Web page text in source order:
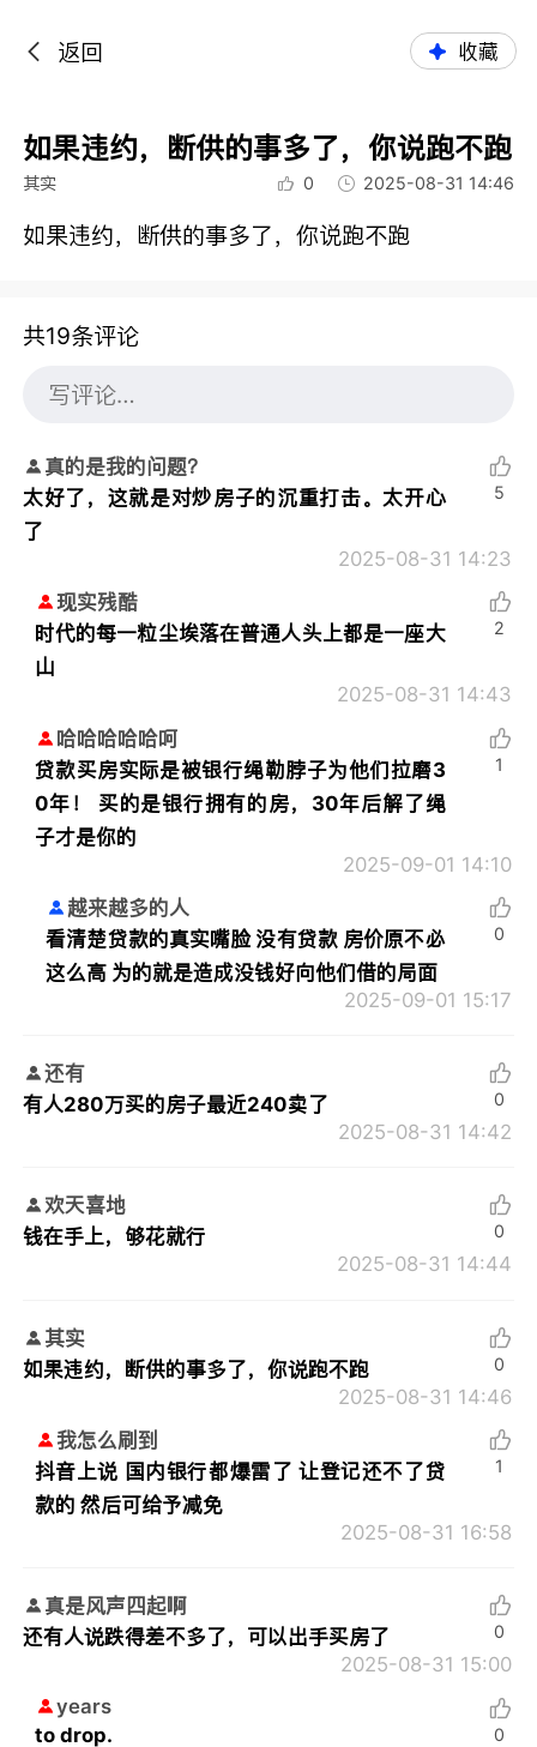
返回 收藏
如果违约，断供的事多了，你说跑不跑
其实 0 2025-08-31 14:46
如果违约，断供的事多了，你说跑不跑
共19条评论
真的是我的问题？
太好了，这就是对炒房子的沉重打击。太开心
了
2025-08-31 14:23
5
现实残酷
时代的每一粒尘埃落在普通人头上都是一座大
山
2025-08-31 14:43
2
哈哈哈哈哈呵
贷款买房实际是被银行绳勒脖子为他们拉磨3
0年！ 买的是银行拥有的房，30年后解了绳
子才是你的
2025-09-01 14:10
1
越来越多的人
看清楚贷款的真实嘴脸 没有贷款 房价原不必
这么高 为的就是造成没钱好向他们借的局面
2025-09-01 15:17
0
还有
有人280万买的房子最近240卖了
2025-08-31 14:42
0
欢天喜地
钱在手上，够花就行
2025-08-31 14:44
0
其实
如果违约，断供的事多了，你说跑不跑
2025-08-31 14:46
0
我怎么刷到
抖音上说 国内银行都爆雷了 让登记还不了贷
款的 然后可给予减免
2025-08-31 16:58
1
真是风声四起啊
还有人说跌得差不多了，可以出手买房了
2025-08-31 15:00
0
years
to drop.
0